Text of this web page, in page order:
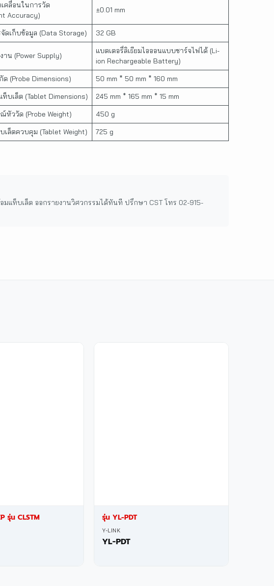
คลื่อนในการวัด
Accuracy)
±0.01 mm
ดเก็บข้อมูล (Data Storage) 32 GB
าน (Power Supply)
แบตเตอรี่ลิเธียมไอออนแบบชาร์จไฟได้ (Li-
ion Rechargeable Battery)
(Probe Dimensions)
50 mm * 50 mm * 160 mm
บเล็ต (Tablet Dimensions)
245 mm * 165 mm * 15 mm
ววัด (Probe Weight)
450 g
ล็ตควบคุม (Tablet Weight)
725 g
อมแท็บเล็ต ออกรายงานวิศวกรรมได้ทันที ปรึกษา CST โทร 02-915-
รุ่น CLSTM รุ่น YL-PDT
Y-LINK
YL-PDT